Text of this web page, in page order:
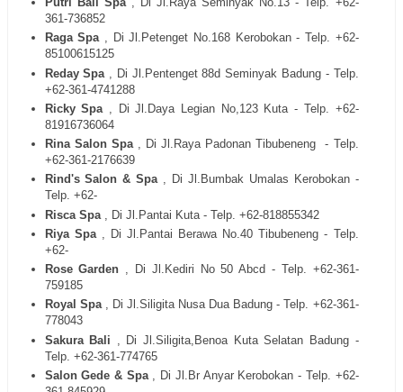
361-736852
Raga Spa , Di Jl.Petenget No.168 Kerobokan - Telp. +62-
85100615125
Reday Spa
, Di Jl.Pentenget 88d Seminyak Badung - Telp.
+62-361-4741288
Ricky Spa
, Di Jl.Daya Legian No,123 Kuta - Telp. +62-
81916736064
Rina Salon Spa , Di Jl.Raya Padonan Tibubeneng
- Telp.
+62-361-2176639
Rind's Salon & Spa , Di Jl.Bumbak Umalas Kerobokan -
Telp. +62-
Risca Spa
, Di Jl.Pantai Kuta - Telp. +62-818855342
Riya Spa
, Di Jl.Pantai Berawa No.40 Tibubeneng - Telp.
+62-
Rose Garden , Di Jl.Kediri No 50 Abcd - Telp. +62-361-
759185
Royal Spa , Di Jl.Siligita Nusa Dua Badung - Telp. +62-361-
778043
Sakura Bali
, Di Jl.Siligita,Benoa Kuta Selatan Badung -
Telp. +62-361-774765
Salon Gede & Spa
, Di Jl.Br Anyar Kerobokan - Telp. +62-